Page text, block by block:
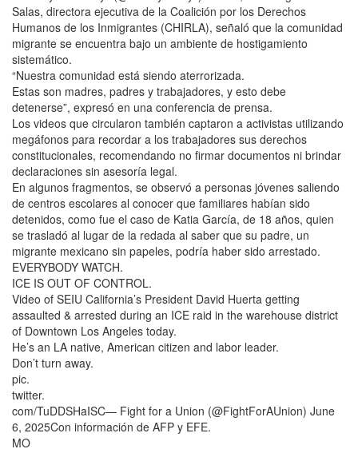
Salas, directora ejecutiva de la Coalición por los Derechos
Humanos de los Inmigrantes (CHIRLA), señaló que la comunidad
migrante se encuentra bajo un ambiente de hostigamiento
sistemático.
“Nuestra comunidad está siendo aterrorizada.
Estas son madres, padres y trabajadores, y esto debe
detenerse”, expresó en una conferencia de prensa.
Los videos que circularon también captaron a activistas utilizando
megáfonos para recordar a los trabajadores sus derechos
constitucionales, recomendando no firmar documentos ni brindar
declaraciones sin asesoría legal.
En algunos fragmentos, se observó a personas jóvenes saliendo
de centros escolares al conocer que familiares habían sido
detenidos, como fue el caso de Katia García, de 18 años, quien
se trasladó al lugar de la redada al saber que su padre, un
migrante mexicano sin papeles, podría haber sido arrestado.
EVERYBODY WATCH.
ICE IS OUT OF CONTROL.
Video of SEIU California’s President David Huerta getting
assaulted & arrested during an ICE raid in the warehouse district
of Downtown Los Angeles today.
He’s an LA native, American citizen and labor leader.
Don’t turn away.
pic.
twitter.
com/TuDDSHaISC— Fight for a Union (@FightForAUnion) June
6, 2025Con información de AFP y EFE.
MO